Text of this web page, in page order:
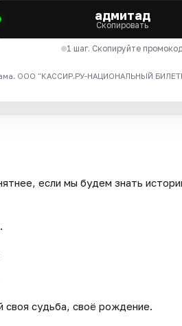
адмитад
Скопировать
1 шаг. Скопируйте промокод
ООО "КАССИР.РУ-НАЦИОНАЛЬНЫЙ
если мы будем знать
своя судьба, своё рождение.